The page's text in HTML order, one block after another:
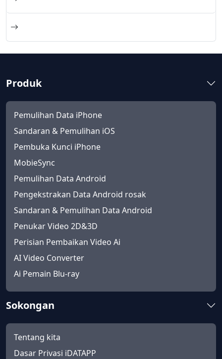
Produk
Pemulihan Data iPhone
Sandaran & Pemulihan iOS
Pembuka Kunci iPhone
MobieSync
Pemulihan Data Android
Pengekstrakan Data Android rosak
Sandaran & Pemulihan Data Android
Penukar Video 2D&3D
Perisian Pembaikan Video Ai
AI Video Converter
Ai Pemain Blu-ray
Sokongan
Tentang kita
Dasar Privasi iDATAPP